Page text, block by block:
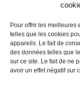
Pour offrir les meilleures
telles que les cookies
appareils. Le fait de
des données telles que
sur ce site. Le fait de ne
avoir un effet négatif sur